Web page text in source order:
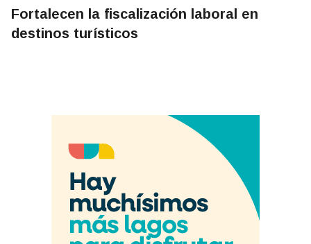
Fortalecen la fiscalización laboral en
destinos turísticos